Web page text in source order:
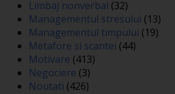
Limbaj nonverbal (32)
Managementul stresului (13)
Managementul timpului (19)
Metafore si scantei (44)
Motivare (413)
Negociere (3)
Noutati (426)